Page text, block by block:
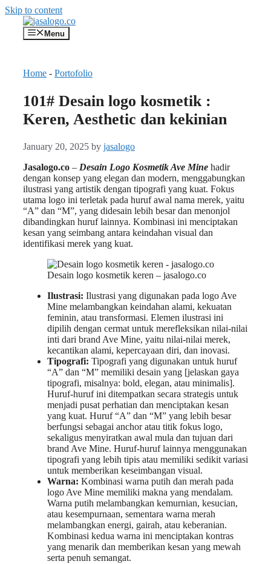
Skip to content
Menu
Home - Portofolio
101# Desain logo kosmetik :
Keren, Aesthetic dan kekinian
January 20, 2025 by jasalogo
Jasalogo.co – Desain Logo Kosmetik Ave Mine hadir
dengan konsep yang elegan dan modern, menggabungkan
ilustrasi yang artistik dengan tipografi yang kuat. Fokus
utama logo ini terletak pada huruf awal nama merek, yaitu
“A” dan “M”, yang didesain lebih besar dan menonjol
dibandingkan huruf lainnya. Kombinasi ini menciptakan
kesan yang seimbang antara keindahan visual dan
identifikasi merek yang kuat.
Desain logo kosmetik keren – jasalogo.co
Ilustrasi: Ilustrasi yang digunakan pada logo Ave
Mine melambangkan keindahan alami, kekuatan
feminin, atau transformasi. Elemen ilustrasi ini
dipilih dengan cermat untuk merefleksikan nilai-nilai
inti dari brand Ave Mine, yaitu nilai-nilai merek,
kecantikan alami, kepercayaan diri, dan inovasi.
Tipografi: Tipografi yang digunakan untuk huruf
“A” dan “M” memiliki desain yang [jelaskan gaya
tipografi, misalnya: bold, elegan, atau minimalis].
Huruf-huruf ini ditempatkan secara strategis untuk
menjadi pusat perhatian dan menciptakan kesan
yang kuat. Huruf “A” dan “M” yang lebih besar
berfungsi sebagai anchor atau titik fokus logo,
sekaligus menyiratkan awal mula dan tujuan dari
brand Ave Mine. Huruf-huruf lainnya menggunakan
tipografi yang lebih tipis atau memiliki sedikit variasi
untuk memberikan keseimbangan visual.
Warna: Kombinasi warna putih dan merah pada
logo Ave Mine memiliki makna yang mendalam.
Warna putih melambangkan kemurnian, kesucian,
atau kesempurnaan, sementara warna merah
melambangkan energi, gairah, atau keberanian.
Kombinasi kedua warna ini menciptakan kontras
yang menarik dan memberikan kesan yang mewah
serta penuh semangat.